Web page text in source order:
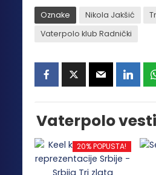
Oznake Nikola Jakšić
Vaterpolo klub Radnički
Vaterpolo
20% POPUSTA!